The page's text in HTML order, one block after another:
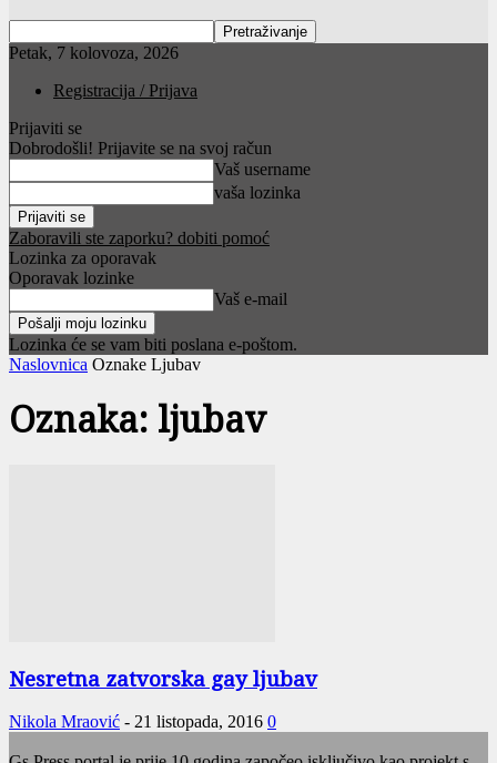
Petak, 7 kolovoza, 2026
Registracija / Prijava
Prijaviti se
Dobrodošli! Prijavite se na svoj račun
Vaš username
vaša lozinka
Zaboravili ste zaporku? dobiti pomoć
Lozinka za oporavak
Oporavak lozinke
Vaš e-mail
Lozinka će se vam biti poslana e-poštom.
Naslovnica Oznake Ljubav
Oznaka: ljubav
Nesretna zatvorska gay ljubav
Nikola Mraović - 21 listopada, 2016 0